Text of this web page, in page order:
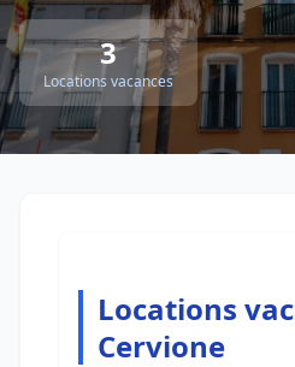
3
Locations vacances
Locations
Cervione